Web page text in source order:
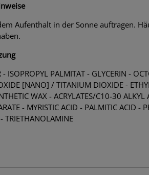
Aufenthalt in der Sonne auftragen.
ISOPROPYL PALMITAT - GLYCERIN -
[NANO] / TITANIUM DIOXIDE -
WAX - ACRYLATES/C10-30
- MYRISTIC ACID - PALMITIC ACID
TRIETHANOLAMINE